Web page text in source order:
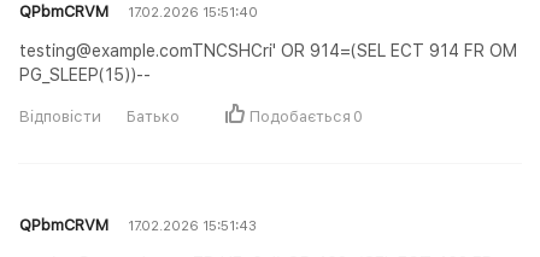
QPbmCRVM 17.02.2026 15:51:40
testing@example.comTNCSHCri' OR 914=(SEL ECT 914 FR OM
PG_SLEEP(15))--
Відповісти Батько Подобається 0
QPbmCRVM 17.02.2026 15:51:43